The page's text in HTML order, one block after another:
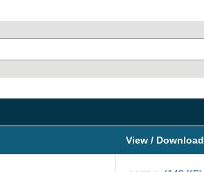
View / Download